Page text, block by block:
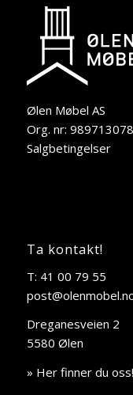
Ølen Møbel AS
Org. nr: 989713078
Salgbetingelser
Ta kontakt!
T: 41 00 79 55
Dreganesveien 2
5580 Ølen
» Her finner du oss!